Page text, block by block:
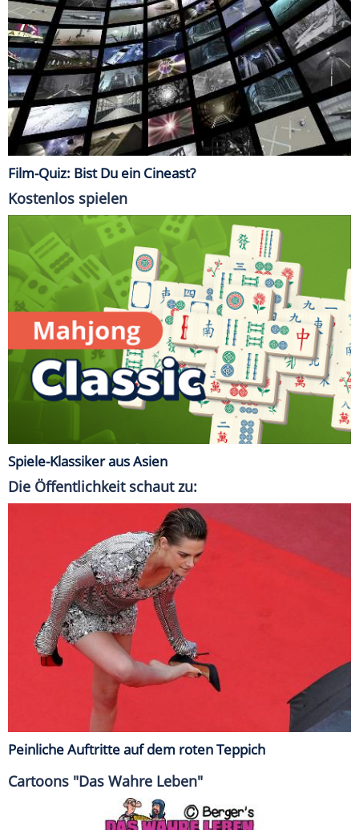
Film-Quiz: Bist Du ein Cineast?
Kostenlos spielen
Spiele-Klassiker aus Asien
Die Öffentlichkeit schaut zu:
Peinliche Auftritte auf dem roten Teppich
Cartoons "Das Wahre Leben"